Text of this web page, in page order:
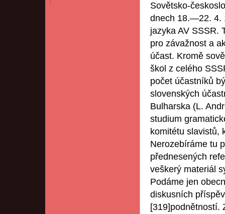
Sovětsko-
dnech 18.—22. 4.
jazyka AV SSSR.
pro závažnost a
účast. Kromě
škol z celého
počet účastníků
slovenských
Bulharska (L.
studium
komitétu slavistů,
Nerozebíráme tu
přednesených
veškerý materiál
Podáme jen
diskusních
[319]podnětností.